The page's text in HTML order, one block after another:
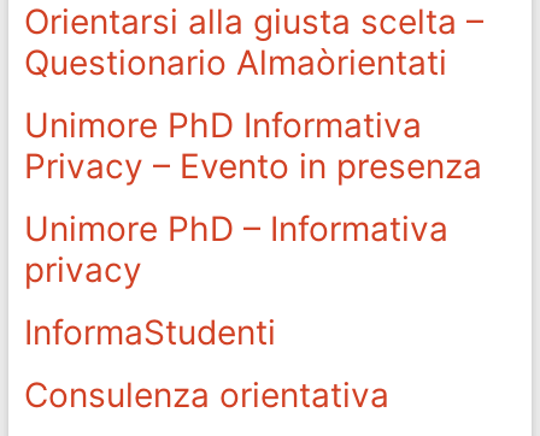
Orientarsi alla giusta scelta –
Questionario Almaòrientati
Unimore PhD Informativa
Privacy – Evento in presenza
Unimore PhD – Informativa
privacy
InformaStudenti
Consulenza orientativa